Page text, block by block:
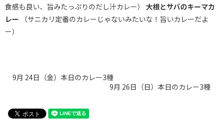
食感も良い、旨みたっぷりのだし汁カレー） 大根とサバのキーマカ
レー （サニカリ定番のカレーじゃないみたいな！旨いカレーだよ
ー）
9月 24日（金）本日のカレー3種
9月 26日（日）本日のカレー3種